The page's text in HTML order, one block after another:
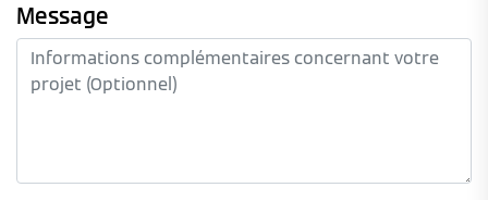
Message